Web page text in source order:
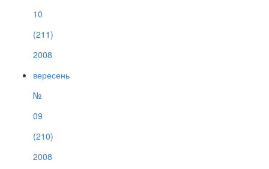
10
(211)
2008
вересень
№
09
(210)
2008